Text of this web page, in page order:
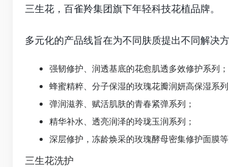
三生花，百雀羚集团旗下年轻科技花植品牌。
多元化的产品线旨在为不同肤质提出不同解决方
强韧修护、润透基底的花愈肌透多效修护系列；
蜂蜜精粹、分子保湿的玫瑰花瓣润妍高保湿系列
弹润滋养、赋活肌肤的青春紧弹系列；
精华补水、透亮润泽的玲珑玉润系列；
深层修护，冻龄焕采的玫瑰酵母密集修护面膜等
三生花洗护